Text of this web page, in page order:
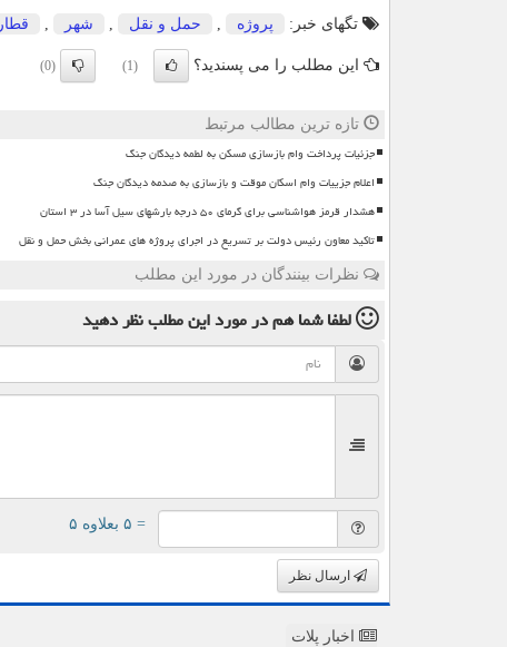
تگهای خبر: پروژه حمل و نقل شهر قطار
این مطلب را می پسندید؟ (1)
(0)
تازه ترین مطالب مرتبط
جزئیات پرداخت وام بازسازی مسکن به لطمه دیدگان جنگ
اعلام جزییات وام اسکان موقت و بازسازی به صدمه دیدگان جنگ
هشدار قرمز هواشناسی برای گرمای ۵۰ درجه بارشهای سیل آسا در ۳ استان
تاکید معاون رئیس دولت بر تسریع در اجرای پروژه های عمرانی بخش حمل و نقل
نظرات بینندگان در مورد این مطلب
لطفا شما همدر مورد این مطلبنظر دهید
= ۵ بعلاوه ۵
ارسال نظر
اخبار پلات